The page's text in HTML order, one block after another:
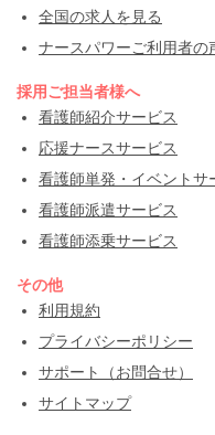
全国の求人を見る
ナースパワーご利用者の
採用ご担当者様へ
看護師紹介サービス
応援ナースサービス
看護師単発・イベントサ
看護師派遣サービス
看護師添乗サービス
その他
利用規約
プライバシーポリシー
サポート（お問合せ）
サイトマップ